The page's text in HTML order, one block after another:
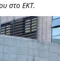
στο ΕΚΤ.